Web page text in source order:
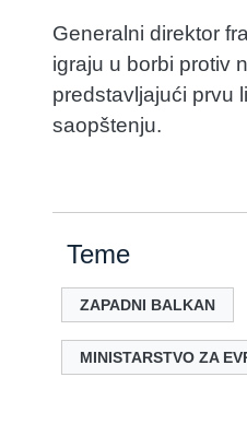
Generalni direktor
igraju u borbi protiv
predstavljajući prvu
saopštenju.
Teme
ZAPADNI BALKAN
MINISTARSTVO ZA